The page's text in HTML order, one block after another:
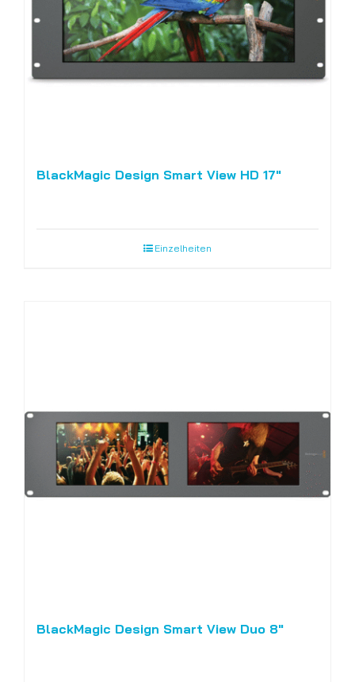
BlackMagic Design Smart View HD 17″
Einzelheiten
BlackMagic Design Smart View Duo 8″